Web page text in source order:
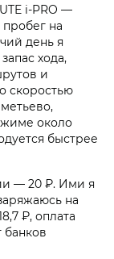
i‑PRO —
на
день я
хода,
и
скоростью
около
быстрее
— 20 ₽. Ими я
на
₽, оплата
банков